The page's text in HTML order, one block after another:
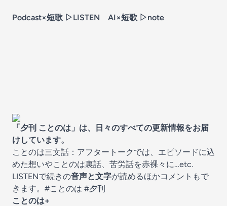
Podcast×短歌 ▷LISTEN AI×短歌 ▷note
「夕刊 ことのは」は、日々のすべての更新情報をお届
けしています。
ことのは三文話：アフタートークでは、エピソードに込
めた想いやことのは裏話、苦労話を赤裸々に…etc.
LISTENで続きの音声と文字が読めるほかコメントもで
きます。 #ことのは #夕刊
ことのは+